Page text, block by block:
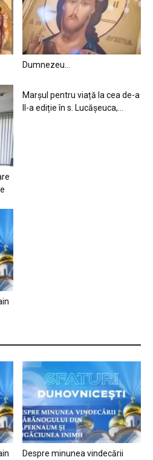
Dumnezeu…
Marșul pentru viață la cea de-a
II-a ediție în s. Lucășeuca,...
Despre minunea vindecării